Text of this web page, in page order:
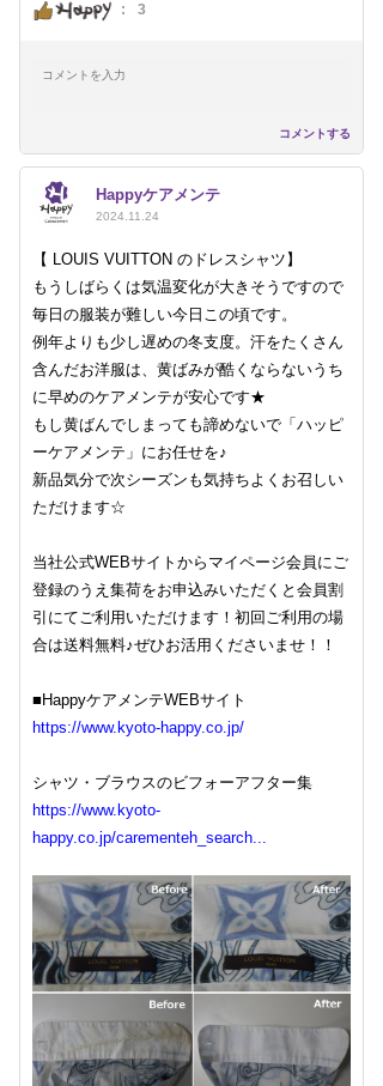
: 3
コメントする
Happyケアメンテ
2024.11.24
【 LOUIS VUITTON のドレスシャツ】
もうしばらくは気温変化が大きそうですので
毎日の服装が難しい今日この頃です。
例年よりも少し遅めの冬支度。汗をたくさん
含んだお洋服は、黄ばみが酷くならないうち
に早めのケアメンテが安心です★
もし黄ばんでしまっても諦めないで「ハッピ
ーケアメンテ」にお任せを♪
新品気分で次シーズンも気持ちよくお召しい
ただけます☆
当社公式WEBサイトからマイページ会員にご
登録のうえ集荷をお申込みいただくと会員割
引にてご利用いただけます！初回ご利用の場
合は送料無料♪ぜひお活用くださいませ！！
■HappyケアメンテWEBサイト
https://www.kyoto-happy.co.jp/
シャツ・ブラウスのビフォーアフター集
https://www.kyoto-
happy.co.jp/carementeh_search...